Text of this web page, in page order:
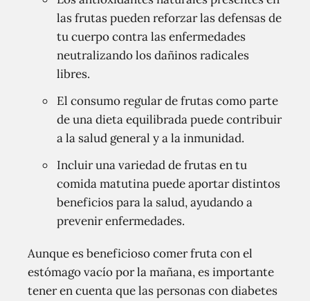
las frutas pueden reforzar las defensas de
tu cuerpo contra las enfermedades
neutralizando los dañinos radicales
libres.
El consumo regular de frutas como parte
de una dieta equilibrada puede contribuir
a la salud general y a la inmunidad.
Incluir una variedad de frutas en tu
comida matutina puede aportar distintos
beneficios para la salud, ayudando a
prevenir enfermedades.
Aunque es beneficioso comer fruta con el
estómago vacío por la mañana, es importante
tener en cuenta que las personas con diabetes